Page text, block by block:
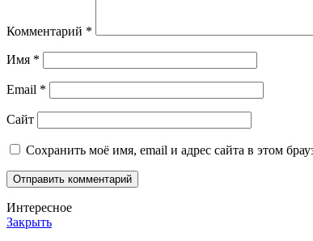
Комментарий *
Имя *
Email *
Сайт
Сохранить моё имя, email и адрес сайта в этом
Интересное
Закрыть